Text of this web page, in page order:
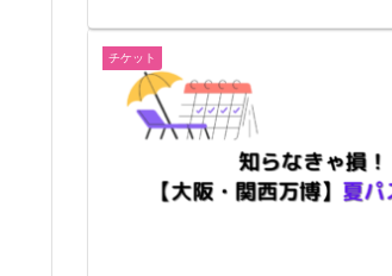
チケット